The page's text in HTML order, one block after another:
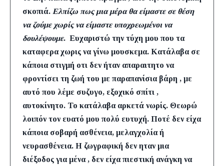
σκοπιά. Ελπίζω πως μια μέρα θα είμαστε σε θέση
να ζούμε χωρίς να είμαστε υποχρεωμένοι να
δουλέψουμε. Ευχαριστώ την τύχη μου που τα
καταφερα χωρις να γίνω μουσκεμα. Κατάλαβα σε
κάποια στιγμή οτι δεν ήταν απαραιτητο να
φροντίσει τη ζωή του με παραπανίσια βάρη , με
αυτό που λέμε συζυγο, εξοχικό σπίτι ,
αυτοκίνητο. Το κατάλαβα αρκετά νωρίς. Θεωρώ
λοιπόν τον ευατό μου πολύ ευτυχή. Ποτέ δεν είχα
κάποια σοβαρή ασθένεια, μελαγχολία ή
νευρασθένεια. Η ζωγραφική δεν ηταν μια
διέξοδος για μένα , δεν είχα πιεστική ανάγκη να